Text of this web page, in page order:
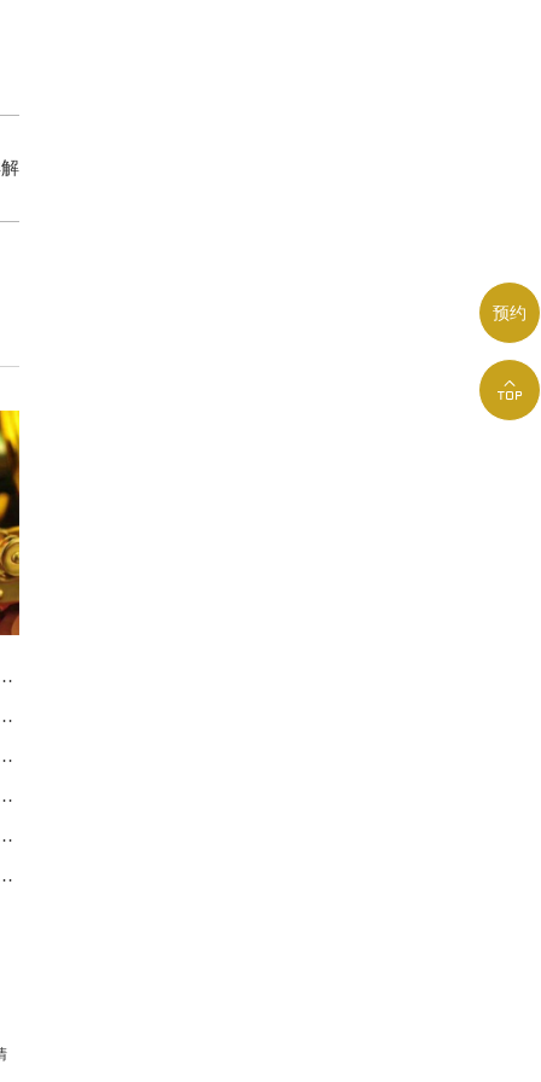
方地址和全部热线权威信息通告（2026年7月最新）
热线及维修地址权威信息公示（2026年7月最新）
地址和官方热线权威信息通告（2026年7月最新）
址及24小时服务电话权威信息公告（2026年7月最新）
点地址与客服热线权威信息通告（2026年7月最新）
地址与售后电话权威信息通告（2026年7月最新）
预约
